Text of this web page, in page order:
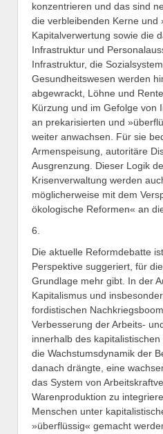
konzentrieren und das sind
die verbleibenden Kerne und
Kapitalverwertung sowie die
Infrastruktur und
Infrastruktur, die
Gesundheitswesen werden
abgewrackt, Löhne und
Kürzung und im Gefolge von
an prekarisierten und
weiter anwachsen. Für sie
Armenspeisung, autoritäre
Ausgrenzung. Dieser Logik
Krisenverwaltung werden
möglicherweise mit dem
ökologische Reformen« an
6.
Die aktuelle Reformdebatte
Perspektive suggeriert, für
Grundlage mehr gibt. In der
Kapitalismus und
fordistischen
Verbesserung der Arbeits-
innerhalb des
die Wachstumsdynamik der
danach drängte, eine
das System von
Warenproduktion zu
Menschen unter
»überflüssig« gemacht